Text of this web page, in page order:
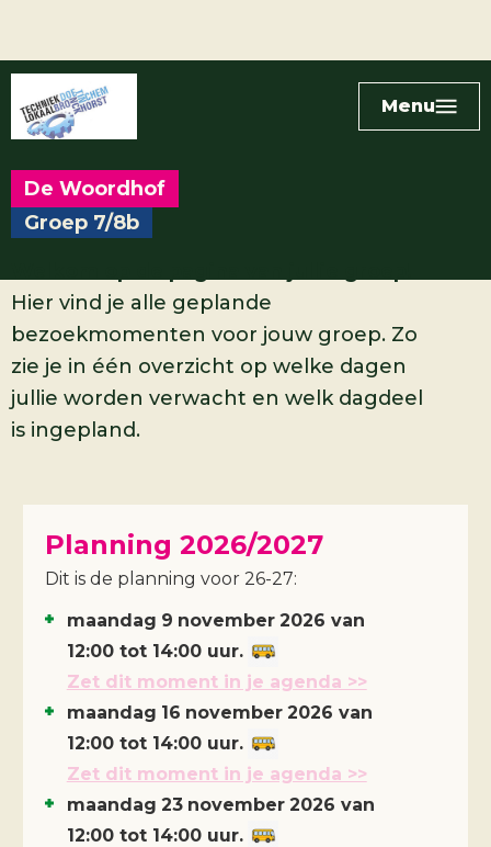
Menu
De Woordhof
Groep 7/8b
Hier vind je alle geplande
bezoekmomenten voor jouw groep. Zo
zie je in één overzicht op welke dagen
jullie worden verwacht en welk dagdeel
is ingepland.
Planning 2026/2027
Dit is de planning voor 26-27:
maandag 9 november 2026 van
12:00 tot 14:00 uur.
Zet dit moment in je agenda >>
maandag 16 november 2026 van
12:00 tot 14:00 uur.
Zet dit moment in je agenda >>
maandag 23 november 2026 van
12:00 tot 14:00 uur.